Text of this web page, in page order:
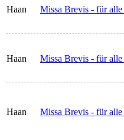
Haan Missa Brevis - für
Haan Missa Brevis - für
Haan Missa Brevis - für